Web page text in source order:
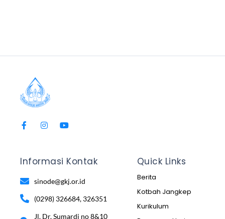
Informasi Kontak
sinode@gkj.or.id
(0298) 326684, 326351
Jl. Dr. Sumardi no 8&10
Quick Links
Berita
Kotbah Jangkep
Kurikulum